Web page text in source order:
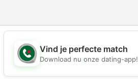
💖
Vind je perfecte match
Download nu onze dating-app!